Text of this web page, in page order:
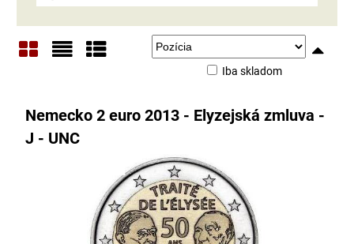
Iba skladom
Nemecko 2 euro 2013 - Elyzejská zmluva -
J - UNC